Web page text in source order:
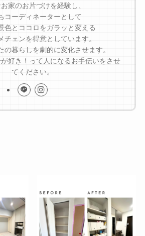
家のお片づけを経験し、
コーディネーターとして
色とココロをガラッと変える
チェンを得意としています。
の暮らしを劇的に変化させます。
好き！って人になるお手伝いをさせ
てください。